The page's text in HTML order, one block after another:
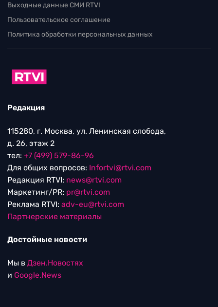
Выходные данные СМИ RTVI
Пользовательское соглашение
Политика обработки персональных данных
Редакция
115280, г. Москва, ул. Ленинская слобода,
д. 26, этаж 2
тел: +7 (499) 579-86-96
Для общих вопросов: Infortvi@rtvi.com
Редакция RTVI: news@rtvi.com
Маркетинг/PR: pr@rtvi.com
Реклама RTVI: adv-eu@rtvi.com
Партнерские материалы
Достойные новости
Мы в Дзен.Новостях
и Google.News